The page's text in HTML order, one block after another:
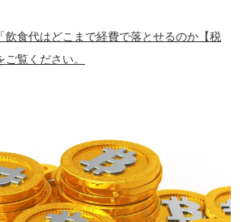
飲食代はどこまで経費で落とせるのか【税
覧ください。